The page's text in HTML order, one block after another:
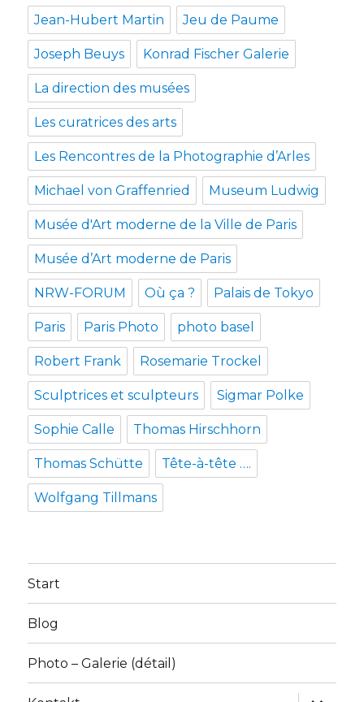
Jean-Hubert Martin Jeu de Paume
Joseph Beuys Konrad Fischer Galerie
La direction des musées
Les curatrices des arts
Les Rencontres de la Photographie d’Arles
Michael von Graffenried Museum Ludwig
Musée d'Art moderne de la Ville de Paris
Musée d’Art moderne de Paris
NRW-FORUM Où ça ? Palais de Tokyo
Paris Paris Photo photo basel
Robert Frank Rosemarie Trockel
Sculptrices et sculpteurs Sigmar Polke
Sophie Calle Thomas Hirschhorn
Thomas Schütte Tête-à-tête ….
Wolfgang Tillmans
Start
Blog
Photo – Galerie (détail)